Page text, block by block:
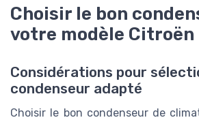
Choisir le bon
votre modèle Citroën
Considérations pour
condenseur adapté
Choisir le bon condenseur de